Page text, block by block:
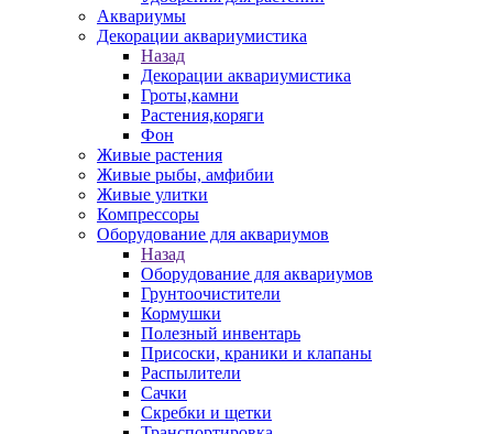
Аквариумы
Декорации аквариумистика
Назад
Декорации аквариумистика
Гроты,камни
Растения,коряги
Фон
Живые растения
Живые рыбы, амфибии
Живые улитки
Компрессоры
Оборудование для аквариумов
Назад
Оборудование для аквариумов
Грунтоочистители
Кормушки
Полезный инвентарь
Присоски, краники и клапаны
Распылители
Сачки
Скребки и щетки